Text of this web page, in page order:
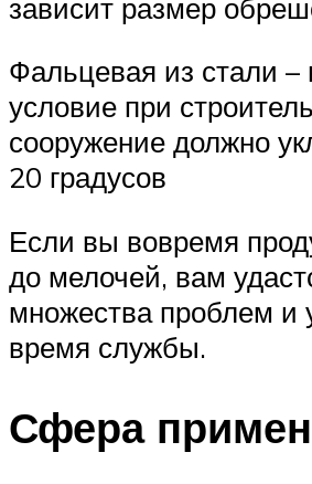
зависит размер
Фальцевая из стали –
условие при
сооружение должно
20 градусов
Если вы вовремя
до мелочей, вам
множества проблем и
время службы.
Сфера